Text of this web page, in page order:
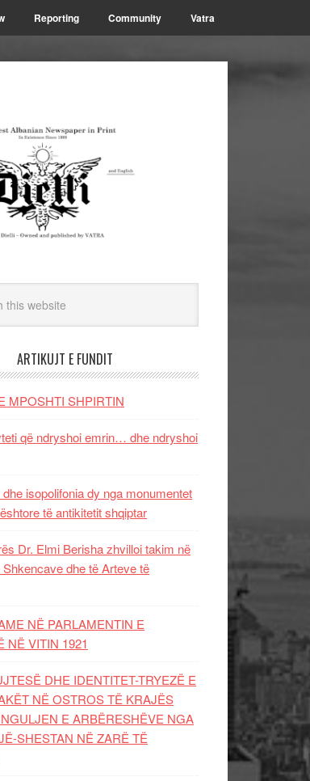
Reporting Community Vatra
ARTIKUJT E FUNDIT
MPOSHTI SHPIRTIN
që ndryshoi emrin… dhe ndryshoi
isopolifonia dy nga monumentet
të antikitetit shqiptar
Dr. Elmi Berisha zhvilloi takim në
dhe të Arteve të
NË PARLAMENTIN E
NË VITIN 1921
DHE IDENTITET-TRYEZË E
NË OSTROS TË KRAJËS
E ARBËRESHËVE NGA
SHESTAN NË ZARË TË